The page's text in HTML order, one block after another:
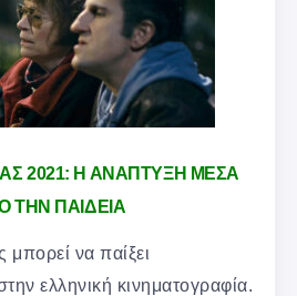
2021: Η ΑΝΑΠΤΥΞΗ ΜΕΣΑ
ΤΗΝ ΠΑΙΔΕΙΑ
να παίξει
ελληνική κινηματογραφία.